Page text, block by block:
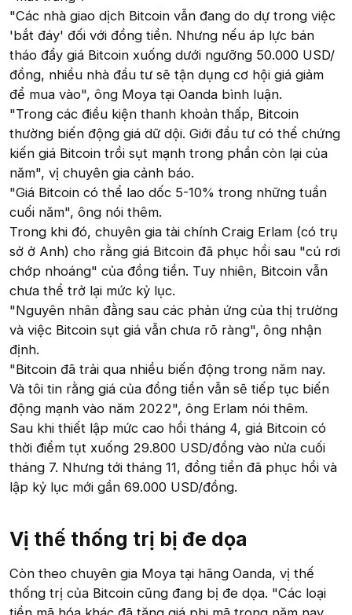
"Các nhà giao dịch Bitcoin vẫn đang do dự trong việc
'bắt đáy' đối với đồng tiền. Nhưng nếu áp lực bán
tháo đẩy giá Bitcoin xuống dưới ngưỡng 50.000 USD/
đồng, nhiều nhà đầu tư sẽ tận dụng cơ hội giá giảm
để mua vào", ông Moya tại Oanda bình luận.
"Trong các điều kiện thanh khoản thấp, Bitcoin
thường biến động giá dữ dội. Giới đầu tư có thể chứng
kiến giá Bitcoin trồi sụt mạnh trong phần còn lại của
năm", vị chuyên gia cảnh báo.
"Giá Bitcoin có thể lao dốc 5-10% trong những tuần
cuối năm", ông nói thêm.
Trong khi đó, chuyên gia tài chính Craig Erlam (có trụ
sở ở Anh) cho rằng giá Bitcoin đã phục hồi sau "cú rơi
chớp nhoáng" của đồng tiền. Tuy nhiên, Bitcoin vẫn
chưa thể trở lại mức kỷ lục.
"Nguyên nhân đằng sau các phản ứng của thị trường
và việc Bitcoin sụt giá vẫn chưa rõ ràng", ông nhận
định.
"Bitcoin đã trải qua nhiều biến động trong năm nay.
Và tôi tin rằng giá của đồng tiền vẫn sẽ tiếp tục biến
động mạnh vào năm 2022", ông Erlam nói thêm.
Sau khi thiết lập mức cao hồi tháng 4, giá Bitcoin có
thời điểm tụt xuống 29.800 USD/đồng vào nửa cuối
tháng 7. Nhưng tới tháng 11, đồng tiền đã phục hồi và
lập kỷ lục mới gần 69.000 USD/đồng.
Vị thế thống trị bị đe dọa​
Còn theo chuyên gia Moya tại hãng Oanda, vị thế
thống trị của Bitcoin cũng đang bị đe dọa. "Các loại